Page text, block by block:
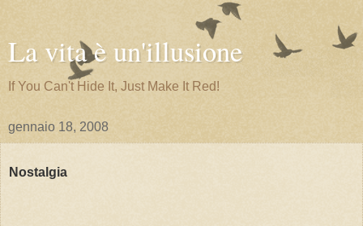
La vita è un'illusione
If You Can't Hide It, Just Make It Red!
gennaio 18, 2008
Nostalgia